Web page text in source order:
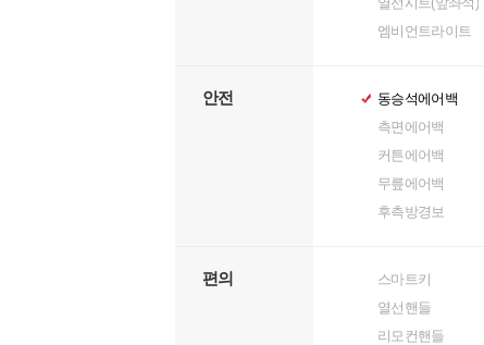
엠비언트라이트
안전
동승석에어백
측면에어백
커튼에어백
무릎에어백
후측방경보
편의
스마트키
열선핸들
리모컨핸들